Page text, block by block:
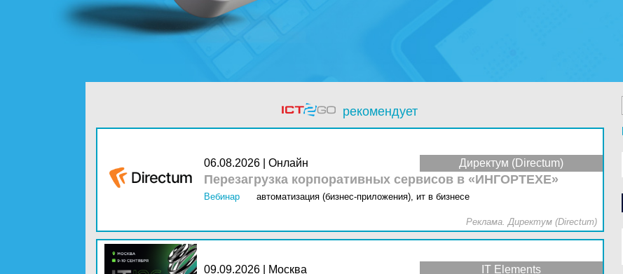
рекомендует
Директум (Directum)
06.08.2026 | Онлайн
Перезагрузка корпоративных сервисов в «ИНГОРТЕХЕ»
Вебинар автоматизация (бизнес-приложения), ит в бизнесе
Реклама. Директум (Directum)
IT Elements
09.09.2026 | Москва